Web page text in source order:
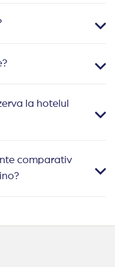
la hotelul
comparativ